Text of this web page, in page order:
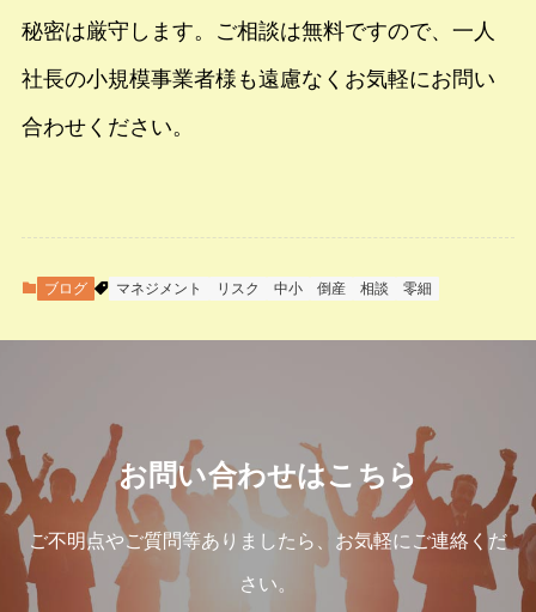
秘密は厳守します。ご相談は無料ですので、一人
社長の小規模事業者様も遠慮なくお気軽にお問い
合わせください。
ブログ マネジメント リスク 中小 倒産 相談 零細
お問い合わせはこちら
ご不明点やご質問等ありましたら、お気軽にご連絡くだ
さい。